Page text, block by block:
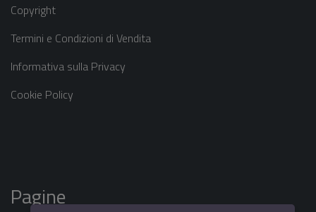
Copyright
Termini e Condizioni di Vendita
Informativa sulla Privacy
Cookie Policy
Pagine